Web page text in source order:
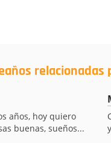
relacionadas
años, hoy quiero
buenas, sueños...